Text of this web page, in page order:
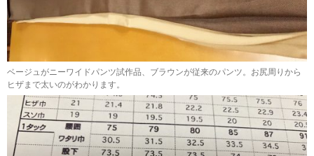
ベージュがニーワイドパンツ試作品、ブラウンが従来のパンツ。お尻周りから
ヒザまで太いのがわかります。